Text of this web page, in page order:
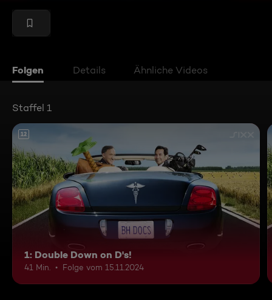
Folgen Details Ähnliche Videos
Staffel 1
12
1: Double Down on D's!
41 Min. Folge vom 15.11.2024